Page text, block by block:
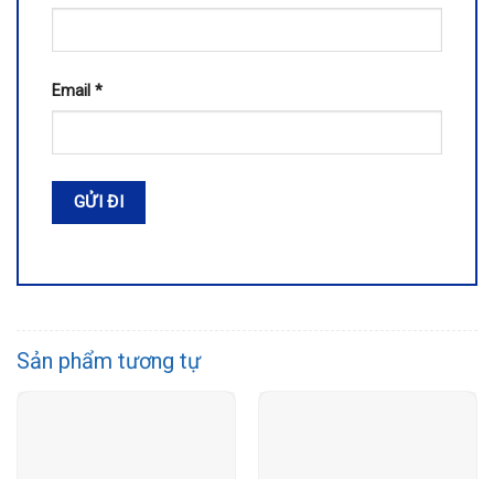
Email *
Sản phẩm tương tự